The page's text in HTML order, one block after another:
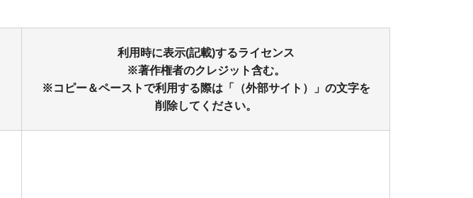
利用時に表示(記載)するライセンス
※著作権者のクレジット含む。
※コピー＆ペーストで利用する際は「（外部サイト）」の文字を
削除してください。